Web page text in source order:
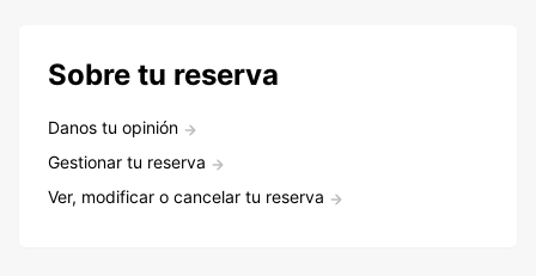
Sobre tu reserva
Danos tu opinión
Gestionar tu reserva
Ver, modificar o cancelar tu reserva